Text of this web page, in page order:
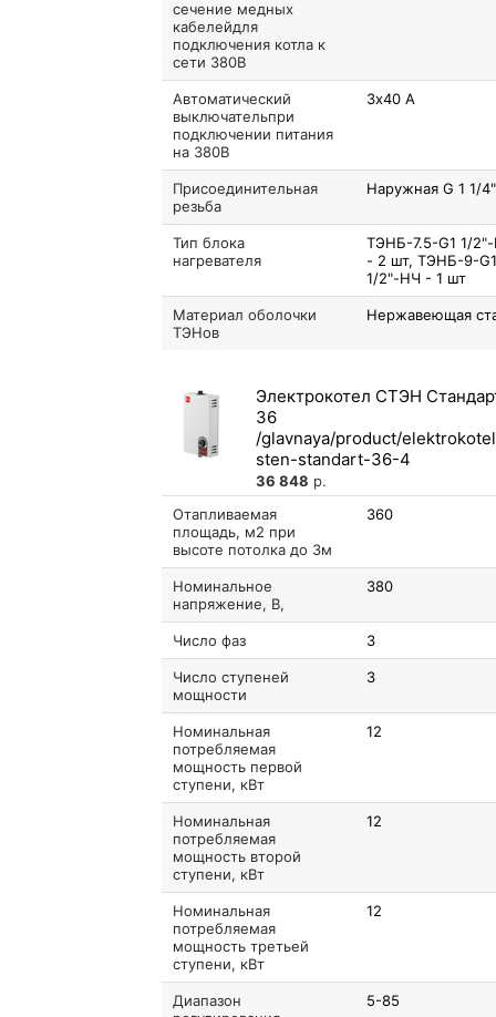
сечение медных
кабелейдля
подключения котла к
сети 380В
Автоматический
выключательпри
подключении питания
на 380В
3х40 А
Присоединительная
резьба
Наружная G 1 1/4"
Тип блока
нагревателя
ТЭНБ-7.5-G1 1/
- 2 шт, ТЭНБ-9-G1
1/2"-НЧ - 1 шт
Материал оболочки
ТЭНов
Нержавеющая
Электрокотел СТЭН
36
36 848 р.
Отапливаемая
площадь, м2 при
высоте потолка до 3м
360
Номинальное
напряжение, В,
380
Число фаз 3
Число ступеней
мощности
3
Номинальная
потребляемая
мощность первой
ступени, кВт
12
Номинальная
потребляемая
мощность второй
ступени, кВт
12
Номинальная
потребляемая
мощность третьей
ступени, кВт
12
Диапазон
5-85